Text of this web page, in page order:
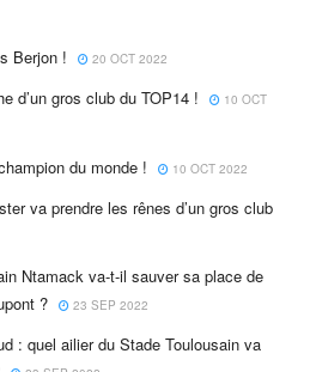
Berjon ! 20 OCT 2022
d’un gros club du TOP14 !
10 OCT
du monde ! 10 OCT 2022
va prendre les rênes d’un gros club
Ntamack va-t-il sauver sa place de
?
23 SEP 2022
: quel ailier du Stade Toulousain va